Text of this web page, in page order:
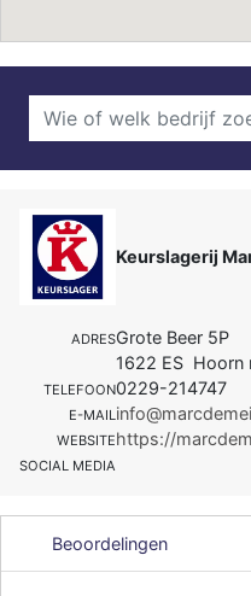
Keurslagerij
ADRESGrote Beer 5P
1622 ES Hoorn
TELEFOON0229-214747
E-MAIL
WEBSITEhttps://
SOCIAL MEDIA
Beoordelingen